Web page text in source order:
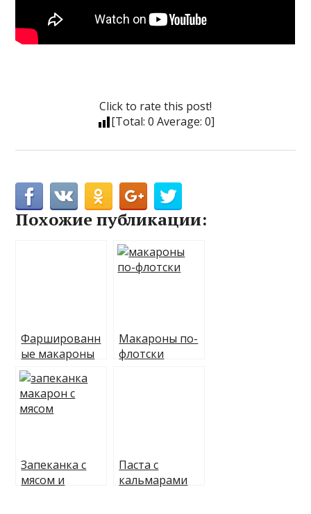
Click to rate this post!
[Total: 0 Average: 0]
Похожие публикации:
Фаршированн
ые макароны
Макароны по-
флотски
Запеканка с
мясом и
Паста с
кальмарами